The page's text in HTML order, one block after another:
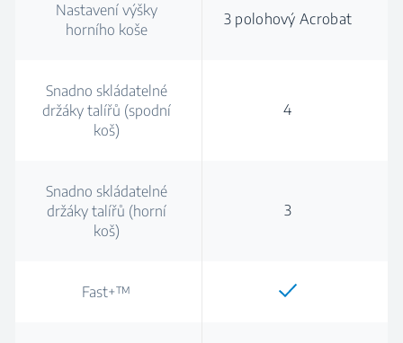
Nastavení výšky
horního koše
3 polohový Acrobat
Snadno skládatelné
držáky talířů (spodní
koš)
4
Snadno skládatelné
držáky talířů (horní
koš)
3
Fast+™